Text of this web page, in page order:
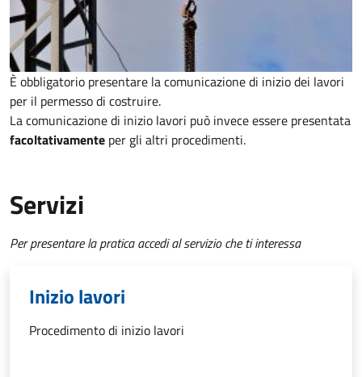
È obbligatorio presentare la comunicazione di inizio dei lavori
per il permesso di costruire.
La comunicazione di inizio lavori può invece essere presentata
facoltativamente per gli altri procedimenti.
Servizi
Per presentare la pratica accedi al servizio che ti interessa
Inizio lavori
Procedimento di inizio lavori